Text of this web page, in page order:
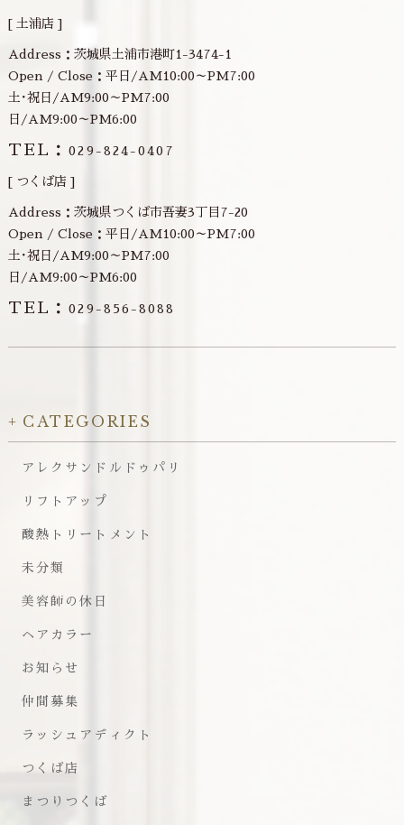
[ 土浦店 ]
Address：茨城県土浦市港町1-3474-1
Open / Close：平日/AM10:00～PM7:00
土･祝日/AM9:00～PM7:00
日/AM9:00～PM6:00
TEL：029-824-0407
[ つくば店 ]
Address：茨城県つくば市吾妻3丁目7-20
Open / Close：平日/AM10:00～PM7:00
土･祝日/AM9:00～PM7:00
日/AM9:00～PM6:00
TEL：029-856-8088
CATEGORIES
アレクサンドルドゥパリ
リフトアップ
酸熱トリートメント
未分類
美容師の休日
ヘアカラー
お知らせ
仲間募集
ラッシュアディクト
つくば店
まつりつくば